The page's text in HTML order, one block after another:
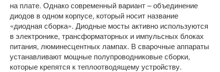
на плате. Однако современный вариант – объединение
диодов в одном корпусе, который носит название
«диодная сборка». Диодные мосты активно используются
в электронике, трансформаторных и импульсных блоках
питания, люминесцентных лампах. В сварочные аппараты
устанавливают мощные полупроводниковые сборки,
которые крепятся к теплоотводящему устройству.